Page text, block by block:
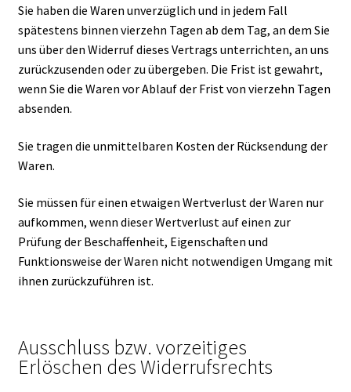
Sie haben die Waren unverzüglich und in jedem Fall
spätestens binnen vierzehn Tagen ab dem Tag, an dem Sie
uns über den Widerruf dieses Vertrags unterrichten, an uns
zurückzusenden oder zu übergeben. Die Frist ist gewahrt,
wenn Sie die Waren vor Ablauf der Frist von vierzehn Tagen
absenden.
Sie tragen die unmittelbaren Kosten der Rücksendung der
Waren.
Sie müssen für einen etwaigen Wertverlust der Waren nur
aufkommen, wenn dieser Wertverlust auf einen zur
Prüfung der Beschaffenheit, Eigenschaften und
Funktionsweise der Waren nicht notwendigen Umgang mit
ihnen zurückzuführen ist.
Ausschluss bzw. vorzeitiges
Erlöschen des Widerrufsrechts